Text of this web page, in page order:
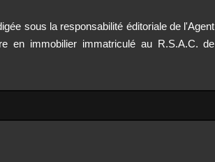
sous la responsabilité éditoriale de l'Agent
en immobilier immatriculé au R.S.A.C. de